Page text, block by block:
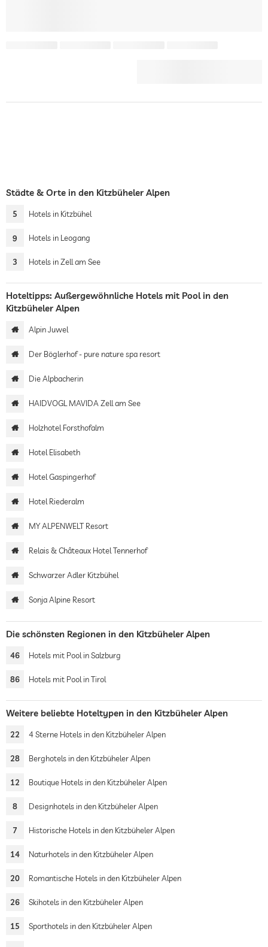
Städte & Orte in den Kitzbüheler Alpen
5 Hotels in Kitzbühel
9 Hotels in Leogang
3 Hotels in Zell am See
Hoteltipps: Außergewöhnliche Hotels mit Pool in den
Kitzbüheler Alpen
Alpin Juwel
Der Böglerhof - pure nature spa resort
Die Alpbacherin
HAIDVOGL MAVIDA Zell am See
Holzhotel Forsthofalm
Hotel Elisabeth
Hotel Gaspingerhof
Hotel Riederalm
MY ALPENWELT Resort
Relais & Châteaux Hotel Tennerhof
Schwarzer Adler Kitzbühel
Sonja Alpine Resort
Die schönsten Regionen in den Kitzbüheler Alpen
46 Hotels mit Pool in Salzburg
86 Hotels mit Pool in Tirol
Weitere beliebte Hoteltypen in den Kitzbüheler Alpen
22 4 Sterne Hotels in den Kitzbüheler Alpen
28 Berghotels in den Kitzbüheler Alpen
12 Boutique Hotels in den Kitzbüheler Alpen
8 Designhotels in den Kitzbüheler Alpen
7 Historische Hotels in den Kitzbüheler Alpen
14 Naturhotels in den Kitzbüheler Alpen
20 Romantische Hotels in den Kitzbüheler Alpen
26 Skihotels in den Kitzbüheler Alpen
15 Sporthotels in den Kitzbüheler Alpen